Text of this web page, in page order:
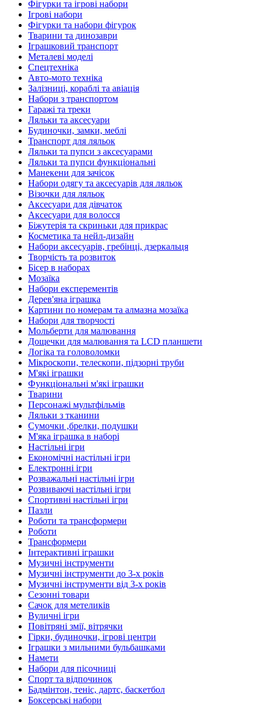
Фігурки та ігрові набори
Ігрові набори
Фігурки та набори фігурок
Тварини та динозаври
Іграшковий транспорт
Металеві моделі
Спецтехніка
Авто-мото техніка
Залізниці, кораблі та авіація
Набори з транспортом
Гаражі та треки
Ляльки та аксесуари
Будиночки, замки, меблі
Транспорт для ляльок
Ляльки та пупси з аксесуарами
Ляльки та пупси функціональні
Манекени для зачісок
Набори одягу та аксесуарів для ляльок
Візочки для ляльок
Аксесуари для дівчаток
Аксесуари для волосся
Біжутерія та скриньки для прикрас
Косметика та нейл-дизайн
Набори аксесуарів, гребінці, дзеркальця
Творчість та розвиток
Бісер в наборах
Мозаїка
Набори експерементів
Дерев'яна іграшка
Картини по номерам та алмазна мозаїка
Набори для творчості
Мольберти для малювання
Дощечки для малювання та LCD планшети
Логіка та головоломки
Мікроскопи, телескопи, підзорні труби
М'які іграшки
Функціональні м'які іграшки
Тварини
Персонажі мультфільмів
Ляльки з тканини
Сумочки ,брелки, подушки
М'яка іграшка в наборі
Настільні ігри
Економічні настільні ігри
Електронні ігри
Розважальні настільні ігри
Розвиваючі настільні ігри
Спортивні настільні ігри
Пазли
Роботи та трансформери
Роботи
Трансформери
Інтерактивні іграшки
Музичні інструменти
Музичні інструменти до 3-х років
Музичні інструменти від 3-х років
Сезонні товари
Сачок для метеликів
Вуличні ігри
Повітряні змії, вітрячки
Гірки, будиночки, ігрові центри
Іграшки з мильними бульбашками
Намети
Набори для пісочниці
Спорт та відпочинок
Бадмінтон, теніс, дартс, баскетбол
Боксерські набори